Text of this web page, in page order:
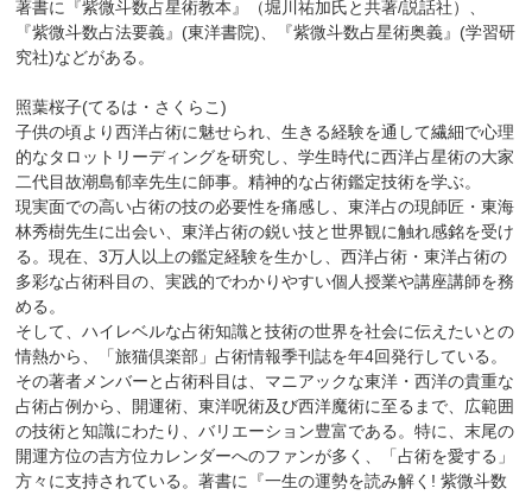
著書に『紫微斗数占星術教本』（堀川祐加氏と共著/説話社）、
『紫微斗数占法要義』(東洋書院)、『紫微斗数占星術奥義』(学習研
究社)などがある。
照葉桜子(てるは・さくらこ)
子供の頃より西洋占術に魅せられ、生きる経験を通して繊細で心理
的なタロットリーディングを研究し、学生時代に西洋占星術の大家
二代目故潮島郁幸先生に師事。精神的な占術鑑定技術を学ぶ。
現実面での高い占術の技の必要性を痛感し、東洋占の現師匠・東海
林秀樹先生に出会い、東洋占術の鋭い技と世界観に触れ感銘を受け
る。現在、3万人以上の鑑定経験を生かし、西洋占術・東洋占術の
多彩な占術科目の、実践的でわかりやすい個人授業や講座講師を務
める。
そして、ハイレベルな占術知識と技術の世界を社会に伝えたいとの
情熱から、「旅猫倶楽部」占術情報季刊誌を年4回発行している。
その著者メンバーと占術科目は、マニアックな東洋・西洋の貴重な
占術占例から、開運術、東洋呪術及び西洋魔術に至るまで、広範囲
の技術と知識にわたり、バリエーション豊富である。特に、末尾の
開運方位の吉方位カレンダーへのファンが多く、「占術を愛する」
方々に支持されている。著書に『一生の運勢を読み解く! 紫微斗数